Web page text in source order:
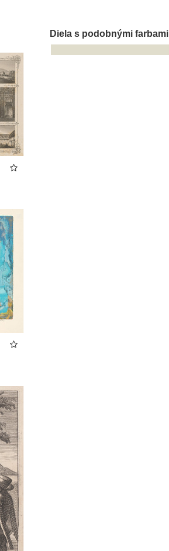
Diela s podobnými farbami